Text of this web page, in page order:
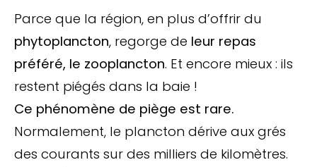
Parce que la région, en plus d’offrir du
phytoplancton, regorge de leur repas
préféré, le zooplancton. Et encore mieux : ils
restent piégés dans la baie !
Ce phénomène de piège est rare.
Normalement, le plancton dérive aux grés
des courants sur des milliers de kilomètres.